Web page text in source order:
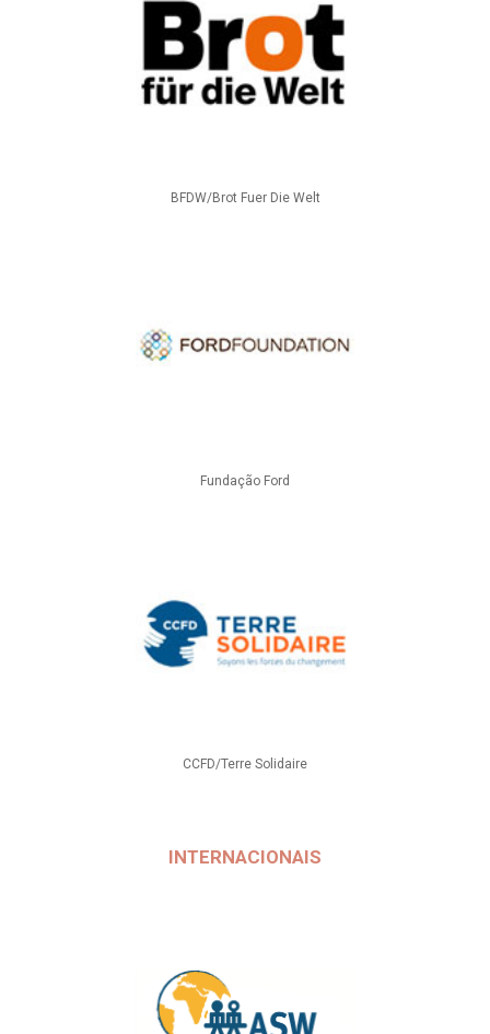
BFDW/Brot Fuer Die Welt
Fundação Ford
CCFD/Terre Solidaire
INTERNACIONAIS